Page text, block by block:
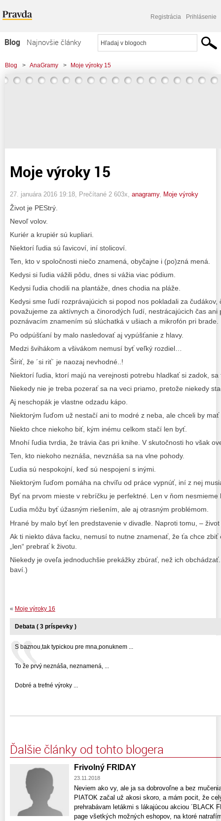
Registrácia Prihlásenie
Blog
Najnovšie články
Najčítanejšie články
Najkomentovanejšie články
Blog > AnaGramy > Moje výroky 15
Moje výroky 15
27. januára 2016 19:18 , Prečítané 2 603x, anagramy, Moje výroky
Život je PEStrý.
Nevoľ volov.
Kuriér a krupiér sú kupliari.
Niektorí ľudia sú ľavicoví, iní stolicoví.
Ten, kto v spoločnosti niečo znamená, obyčajne i (po)zná mená.
Kedysi si ľudia vážili pôdu, dnes si vážia viac pódium.
Kedysi ľudia chodili na plantáže, dnes chodia na pláže.
Kedysi sme ľudí rozprávajúcich si popod nos pokladali za čudákov,
považujeme za aktívnych a činorodých ľudí, nestrácajúcich čas ani
poznávacím znamením sú slúchatká v ušiach a mikrofón pri brade.
Po odpúšťaní by malo nasledovať aj vypúšťanie z hlavy.
Medzi švihákom a všivákom nemusí byť veľký rozdiel…
Šíriť, že ´si riť´ je naozaj nevhodné..!
Niektorí ľudia, ktorí majú na verejnosti potrebu hladkať si zadok,
Niekedy nie je treba pozerať sa na veci priamo, pretože niekedy
Aj neschopák je vlastne odzadu kápo.
Niektorým ľuďom už nestačí ani to modré z neba, ale chceli by
Niekto chce niekoho biť, kým inému celkom stačí len byť.
Mnohí ľudia tvrdia, že trávia čas pri knihe. V skutočnosti ho však
Ten, kto niekoho neznáša, nevznáša sa na vlne pohody.
Ľudia sú nespokojní, keď sú nespojení s inými.
Niektorým ľuďom pomáha na chvíľu od práce vypnúť, iní z nej
Byť na prvom mieste v rebríčku je perfektné. Len v ňom
Ľudia môžu byť úžasným riešením, ale aj otrasným problémom.
Hrané by malo byť len predstavenie v divadle. Naproti tomu, –
Ak ti niekto dáva facku, nemusí to nutne znamenať, že ťa chce
„len“ prebrať k životu.
Niekedy je oveľa jednoduchšie prekážky zbúrať, než ich
baví.)
« Moje výroky 16
Debata ( 3 príspevky )
S baznou,tak typickou pre mna,ponuknem ...
To že prvý neznáša, neznamená, ...
Dobré a trefné výroky ...
Ďalšie články od tohto blogera
Frivolný FRIDAY
23.11.2018
Neviem ako vy, ale ja sa dobrovoľne a bez
PIATOK začal už akosi skoro, a mám pocit, že
prehrabávam letákmi s lákajúcou akciou ´BLACK
page všetkých možných eshopov, na ktoré